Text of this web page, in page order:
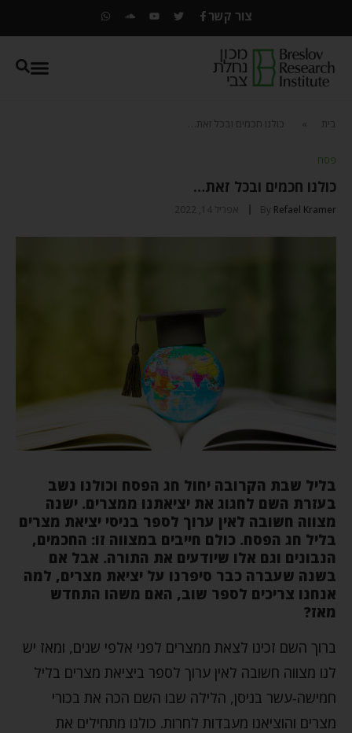
צור קשר
בית כולנו חכמים ובכל זאת…
פסח
כולנו חכמים ובכל זאת…
By Refael Kramer אפריל 14, 2022
בליל שבת הקרובה יחול חג הפסח וכולנו נשב
בעזרת השם לחגוג את יציאתנו ממצרים. ישנה
מצווה חשובה לאין ערוך לספר בניסי יציאת מצרים
בליל חג הפסח. כולם חייבים במצווה זו: החכמים,
הנבונים וגם אלו שיודעים את התורה. אבל אם
בשנה שעברה כבר סיפרנו על יציאת מצרים, למה
אנחנו צריכים לספר שוב, האם משהו התחדש
מאז?
ברוך השם זכינו לצאת ממצרים לפני אלפי שנים, ומאז יש
לנו מצווה חשובה לאין ערוך לספר ביציאת מצרים בליל
חמישה-עשר בניסן, הלילה שבו השם הכה את בכורי
מצרים והוציאנו מעבדות לחרות. כולנו מתחילים את